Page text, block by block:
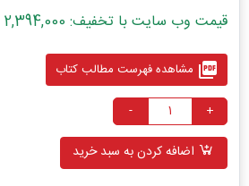
قیمت وب سایت با تخفیف: 2,394,000 ریال
picture_as_pdf مشاهده فهرست مطالب کتاب
+
-
اضافه کردن به سبد خرید